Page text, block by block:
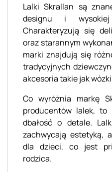
Lalki Skrallan są
designu i
Charakteryzują się
oraz starannym
marki znajdują się
tradycyjnych
akcesoria takie jak
Co wyróżnia markę
producentów lalek,
dbałość o detale.
zachwycają estetyką,
dla dzieci, co jest
rodzica.